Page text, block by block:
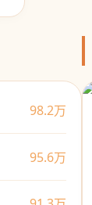
98.2万
95.6万